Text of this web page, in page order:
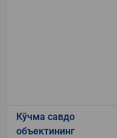
Кўчма савдо
объектининг